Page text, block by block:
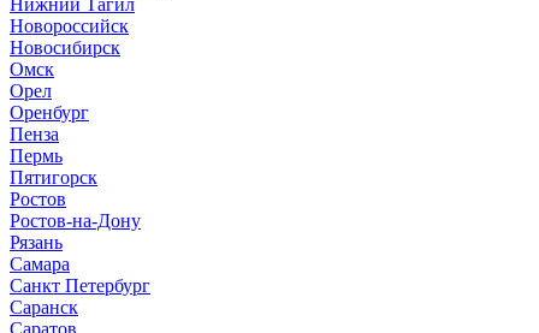
Нижний Тагил
Новороссийск
Новосибирск
Омск
Орел
Оренбург
Пенза
Пермь
Пятигорск
Ростов
Ростов-на-Дону
Рязань
Самара
Санкт Петербург
Саранск
Саратов